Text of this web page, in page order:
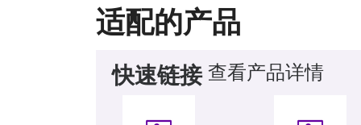
适配的产品
快速链接 查看产品详情